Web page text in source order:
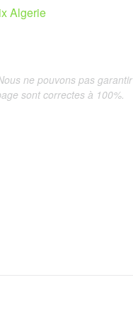
Algerie
ne pouvons pas garantir
sont correctes à 100%.